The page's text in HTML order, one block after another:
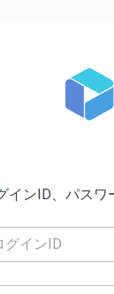
インID、パスワ